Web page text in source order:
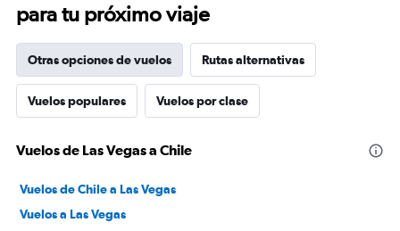
para tu próximo viaje
Otras opciones de vuelos Rutas alternativas
Vuelos populares Vuelos por clase
Vuelos de Las Vegas a Chile
Vuelos de Chile a Las Vegas
Vuelos a Las Vegas